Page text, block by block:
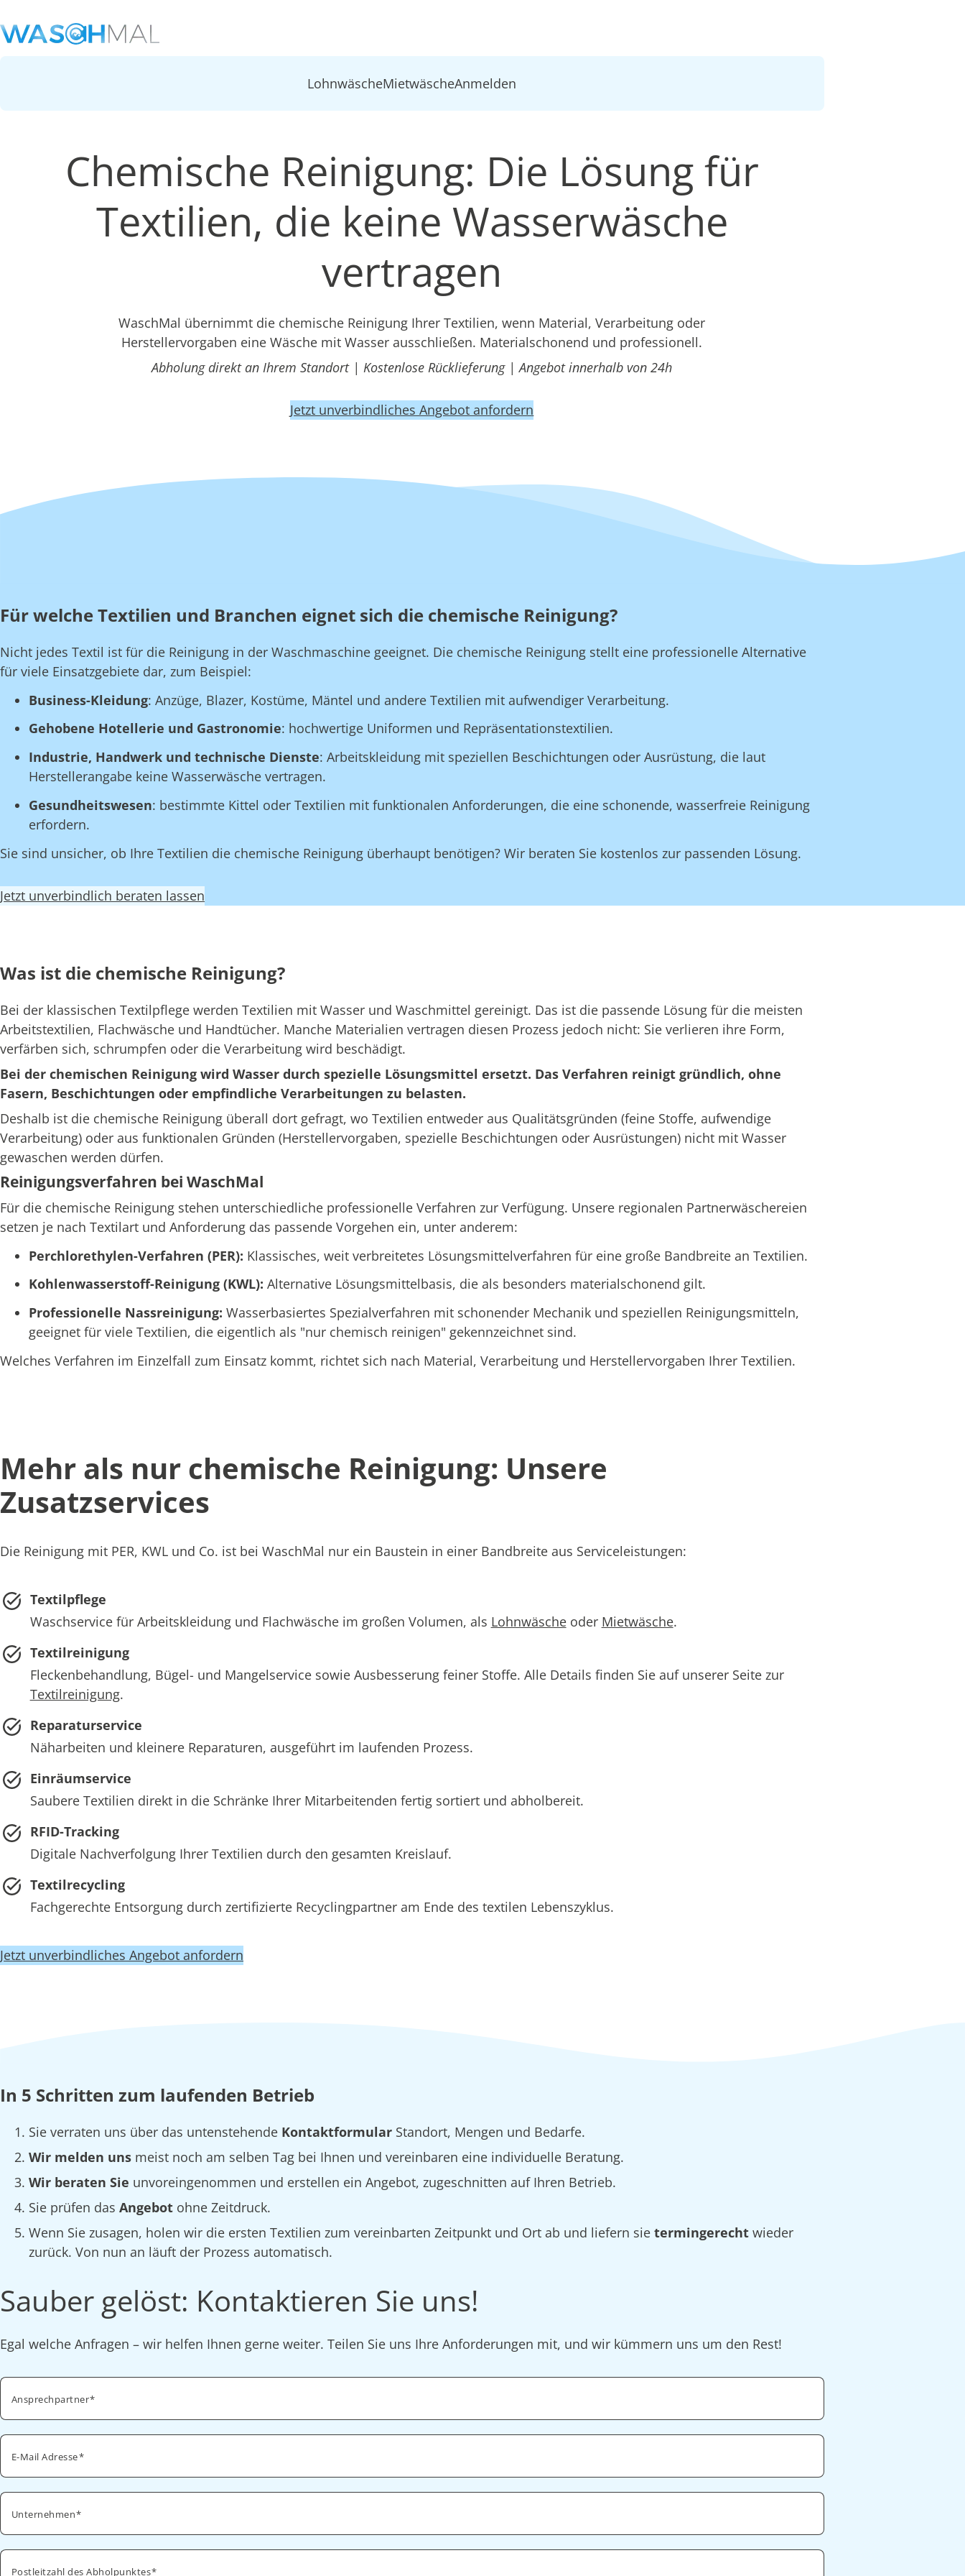
LohnwäscheMietwäscheAnmelden
Chemische Reinigung: Die Lösung für
Textilien, die keine Wasserwäsche
vertragen
WaschMal übernimmt die chemische Reinigung Ihrer Textilien, wenn Material, Verarbeitung oder
Herstellervorgaben eine Wäsche mit Wasser ausschließen. Materialschonend und professionell.
Abholung direkt an Ihrem Standort | Kostenlose Rücklieferung | Angebot innerhalb von 24h
Jetzt unverbindliches Angebot anfordern
Für welche Textilien und Branchen eignet sich die chemische Reinigung?
Nicht jedes Textil ist für die Reinigung in der Waschmaschine geeignet. Die chemische Reinigung stellt eine professionelle Alternative
für viele Einsatzgebiete dar, zum Beispiel:
Business-Kleidung: Anzüge, Blazer, Kostüme, Mäntel und andere Textilien mit aufwendiger Verarbeitung.
Gehobene Hotellerie und Gastronomie: hochwertige Uniformen und Repräsentationstextilien.
Industrie, Handwerk und technische Dienste: Arbeitskleidung mit speziellen Beschichtungen oder Ausrüstung, die laut
Herstellerangabe keine Wasserwäsche vertragen.
Gesundheitswesen: bestimmte Kittel oder Textilien mit funktionalen Anforderungen, die eine schonende, wasserfreie Reinigung
erfordern.
Sie sind unsicher, ob Ihre Textilien die chemische Reinigung überhaupt benötigen? Wir beraten Sie kostenlos zur passenden Lösung.
Jetzt unverbindlich beraten lassen
Was ist die chemische Reinigung?
Bei der klassischen Textilpflege werden Textilien mit Wasser und Waschmittel gereinigt. Das ist die passende Lösung für die meisten
Arbeitstextilien, Flachwäsche und Handtücher. Manche Materialien vertragen diesen Prozess jedoch nicht: Sie verlieren ihre Form,
verfärben sich, schrumpfen oder die Verarbeitung wird beschädigt.
Bei der chemischen Reinigung wird Wasser durch spezielle Lösungsmittel ersetzt. Das Verfahren reinigt gründlich, ohne
Fasern, Beschichtungen oder empfindliche Verarbeitungen zu belasten.
Deshalb ist die chemische Reinigung überall dort gefragt, wo Textilien entweder aus Qualitätsgründen (feine Stoffe, aufwendige
Verarbeitung) oder aus funktionalen Gründen (Herstellervorgaben, spezielle Beschichtungen oder Ausrüstungen) nicht mit Wasser
gewaschen werden dürfen.
Reinigungsverfahren bei WaschMal
Für die chemische Reinigung stehen unterschiedliche professionelle Verfahren zur Verfügung. Unsere regionalen Partnerwäschereien
setzen je nach Textilart und Anforderung das passende Vorgehen ein, unter anderem:
Perchlorethylen-Verfahren (PER): Klassisches, weit verbreitetes Lösungsmittelverfahren für eine große Bandbreite an Textilien.
Kohlenwasserstoff-Reinigung (KWL): Alternative Lösungsmittelbasis, die als besonders materialschonend gilt.
Professionelle Nassreinigung: Wasserbasiertes Spezialverfahren mit schonender Mechanik und speziellen Reinigungsmitteln,
geeignet für viele Textilien, die eigentlich als "nur chemisch reinigen" gekennzeichnet sind.
Welches Verfahren im Einzelfall zum Einsatz kommt, richtet sich nach Material, Verarbeitung und Herstellervorgaben Ihrer Textilien.
Mehr als nur chemische Reinigung: Unsere
Zusatzservices
Die Reinigung mit PER, KWL und Co. ist bei WaschMal nur ein Baustein in einer Bandbreite aus Serviceleistungen:
Textilpflege
Waschservice für Arbeitskleidung und Flachwäsche im großen Volumen, als Lohnwäscheoder Mietwäsche.
Textilreinigung
Fleckenbehandlung, Bügel- und Mangelservice sowie Ausbesserung feiner Stoffe. Alle Details finden Sie auf unserer Seite zur
Textilreinigung.
Reparaturservice
Näharbeiten und kleinere Reparaturen, ausgeführt im laufenden Prozess.
Einräumservice
Saubere Textilien direkt in die Schränke Ihrer Mitarbeitenden fertig sortiert und abholbereit.
RFID-Tracking
Digitale Nachverfolgung Ihrer Textilien durch den gesamten Kreislauf.
Textilrecycling
Fachgerechte Entsorgung durch zertifizierte Recyclingpartner am Ende des textilen Lebenszyklus.
Jetzt unverbindliches Angebot anfordern
In 5 Schritten zum laufenden Betrieb
Sie verraten uns über das untenstehende Kontaktformular Standort, Mengen und Bedarfe.
Wir melden uns meist noch am selben Tag bei Ihnen und vereinbaren eine individuelle Beratung.
Wir beraten Sie unvoreingenommen und erstellen ein Angebot, zugeschnitten auf Ihren Betrieb.
Sie prüfen das Angebot ohne Zeitdruck.
Wenn Sie zusagen, holen wir die ersten Textilien zum vereinbarten Zeitpunkt und Ort ab und liefern sie termingerecht wieder
zurück. Von nun an läuft der Prozess automatisch.
Sauber gelöst: Kontaktieren Sie uns!
Egal welche Anfragen – wir helfen Ihnen gerne weiter. Teilen Sie uns Ihre Anforderungen mit, und wir kümmern uns um den Rest!
Ansprechpartner
E-Mail Adresse
Unternehmen
Postleitzahl des Abholpunktes